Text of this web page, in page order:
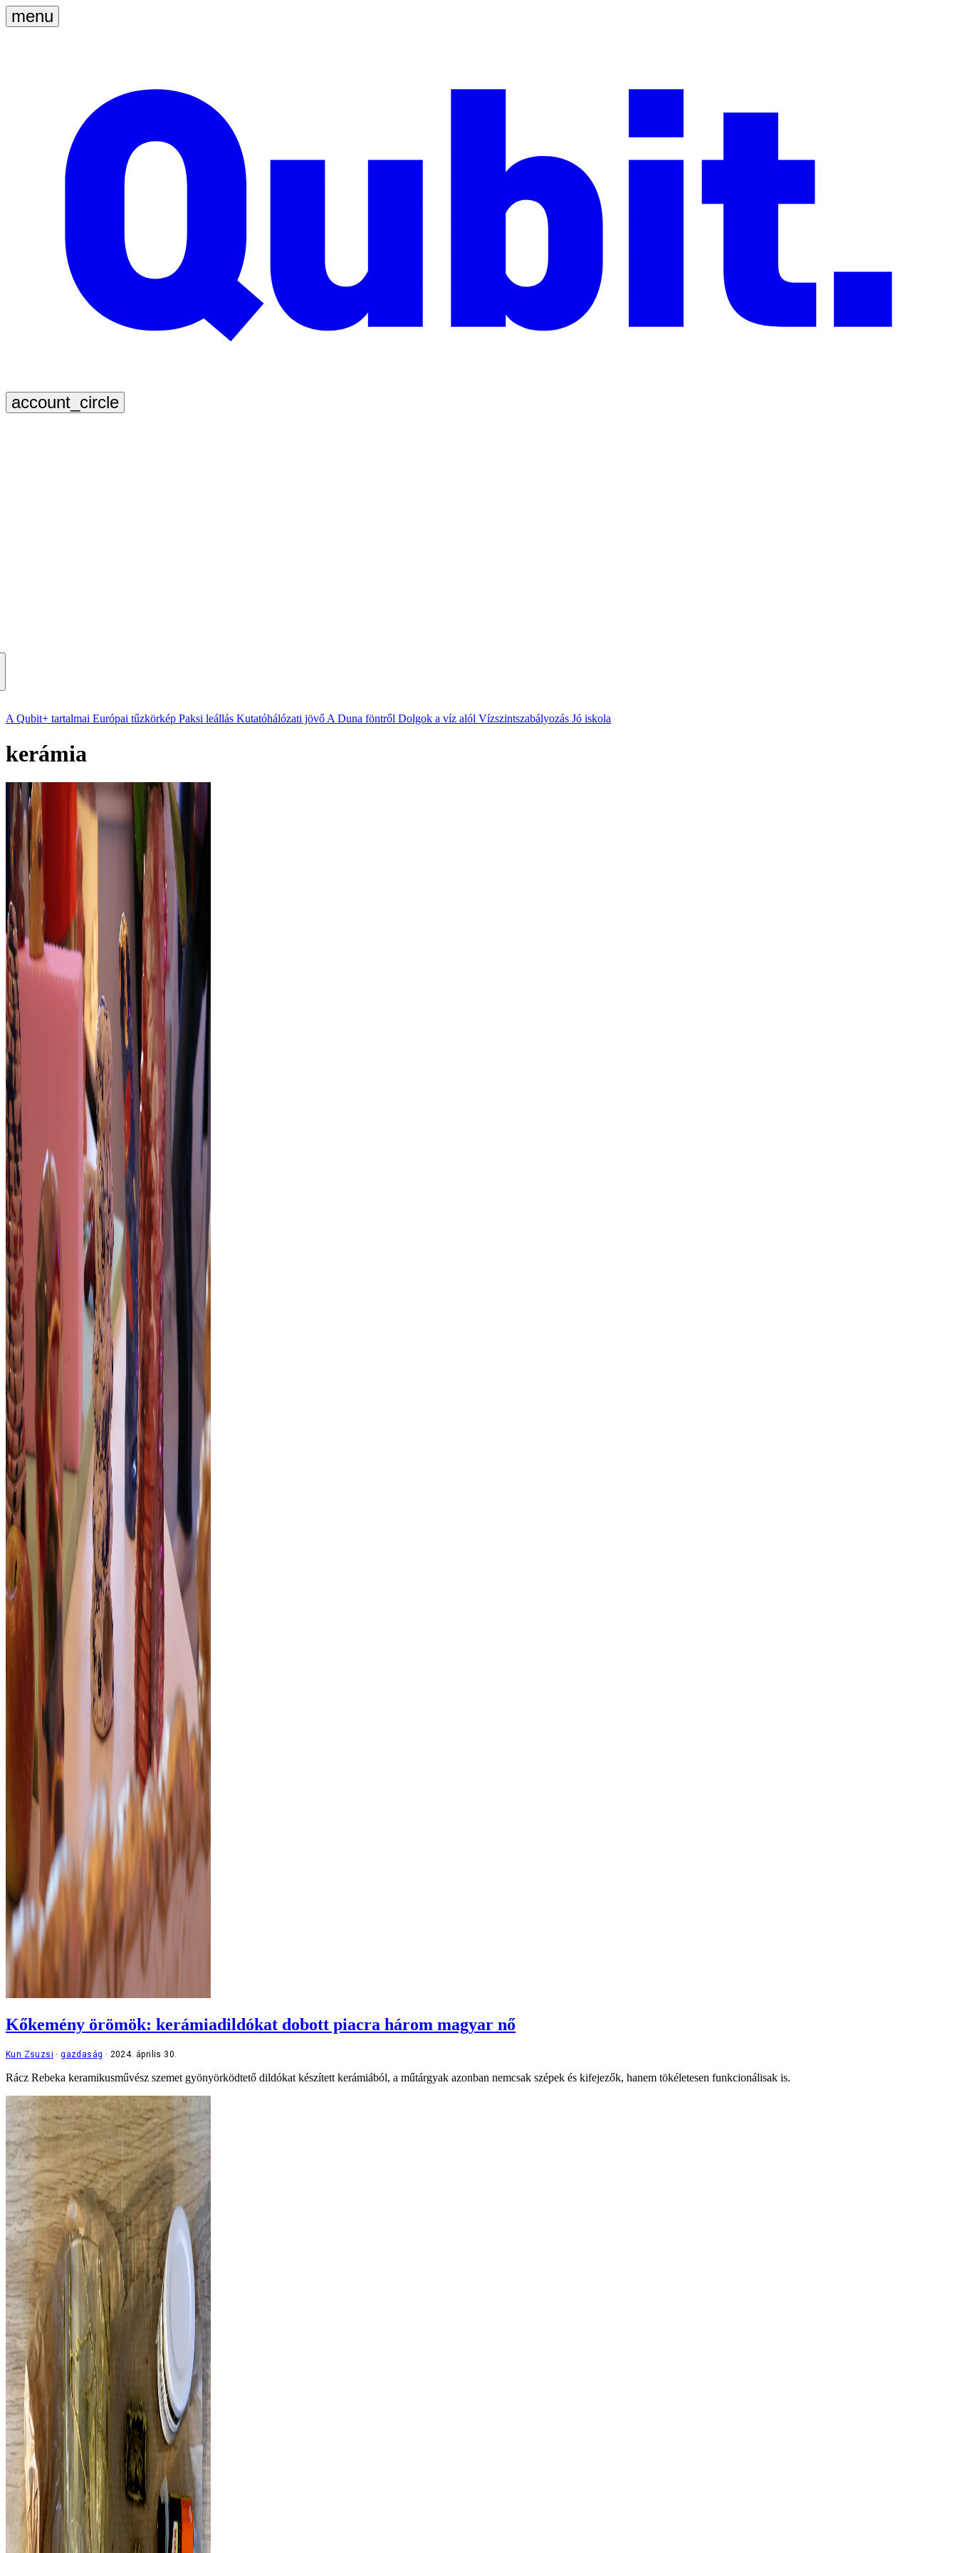
A Qubit+ tartalmai Európai tűzkörkép Paksi leállás Kutatóhálózati jövő A Duna föntről Dolgok a víz alól Vízszintszabályozás Jó iskola
kerámia
Kőkemény örömök: kerámiadildókat dobott piacra három magyar nő
Kun Zsuzsi gazdaság 2024. április 30.
Rácz Rebeka keramikusművész szemet gyönyörködtető dildókat készített kerámiából, a műtárgyak azonban nemcsak szépek és kifejezők, hanem tökéletesen funkcionálisak is.